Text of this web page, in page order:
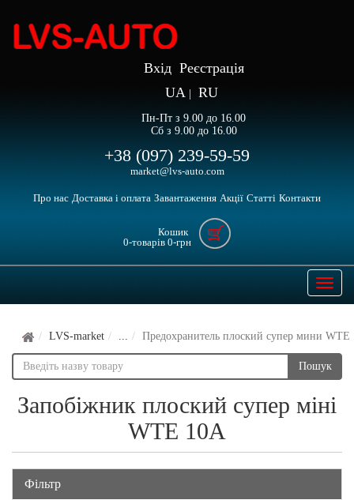
Вхід Реєстрація
UA
RU
Пн-Пт з 9.00 до 16.00
Сб з 9.00 до 16.00
+38 (097) 239-59-59
market@lvs-auto.com
Про нас Доставка і оплата Завантаження Акції Статті Контакти
Кошик
0-товарів 0-грн
Open
LVS-market ... Предохранитель плоский супер мини WTE
Пошук
Запобіжник плоский супер міні
WTE 10A
Фільтр